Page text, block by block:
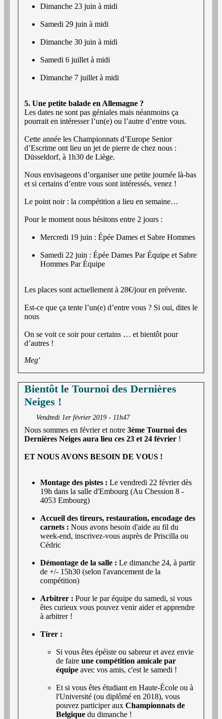
Dimanche 23 juin à midi
Samedi 29 juin à midi
Dimanche 30 juin à midi
Samedi 6 juillet à midi
Dimanche 7 juillet à midi
5. Une petite balade en Allemagne ?
Les dates ne sont pas géniales mais néanmoins ça
pourrait en intéresser l’un(e) ou l’autre d’entre vous.
Cette année les Championnats d’Europe Senior
d’Escrime ont lieu un jet de pierre de chez nous :
Düsseldorf, à 1h30 de Liège.
Nous envisageons d’organiser une petite journée là-bas
et si certains d’entre vous sont intéressés, venez !
Le point noir : la compétition a lieu en semaine…
Pour le moment nous hésitons entre 2 jours :
Mercredi 19 juin : Épée Dames et Sabre Hommes
Samedi 22 juin : Épée Dames Par Équipe et Sabre
Hommes Par Équipe
Les places sont actuellement à 28€/jour en prévente.
Est-ce que ça tente l’un(e) d’entre vous ? Si oui, dites le
nous
On se voit ce soir pour certains … et bientôt pour
d’autres !
Meg'
Bientôt le Tournoi des Dernières
Neiges !
Vendredi 1er février 2019 - 11h47
Nous sommes en février et notre 3ème Tournoi des
Dernières Neiges aura lieu ces 23 et 24 février !
ET NOUS AVONS BESOIN DE VOUS !
Montage des pistes : Le vendredi 22 février dès
19h dans la salle d'Embourg (Au Chession 8 -
4053 Embourg)
Accueil des tireurs, restauration, encodage des
carnets : Nous avons besoin d'aide au fil du
week-end, inscrivez-vous auprès de Priscilla ou
Cédric
Démontage de la salle : Le dimanche 24, à partir
de +/- 15h30 (selon l'avancement de la
compétition)
Arbitrer : Pour le par équipe du samedi, si vous
êtes curieux vous pouvez venir aider et apprendre
à arbitrer !
Tirer :
Si vous êtes épéiste ou sabreur et avez envie
de faire une compétition amicale par
équipe avec vos amis, c'est le samedi !
Et si vous êtes étudiant en Haute-École ou à
l'Université (ou diplômé en 2018), vous
pouvez participer aux Championnats de
Belgique du dimanche !